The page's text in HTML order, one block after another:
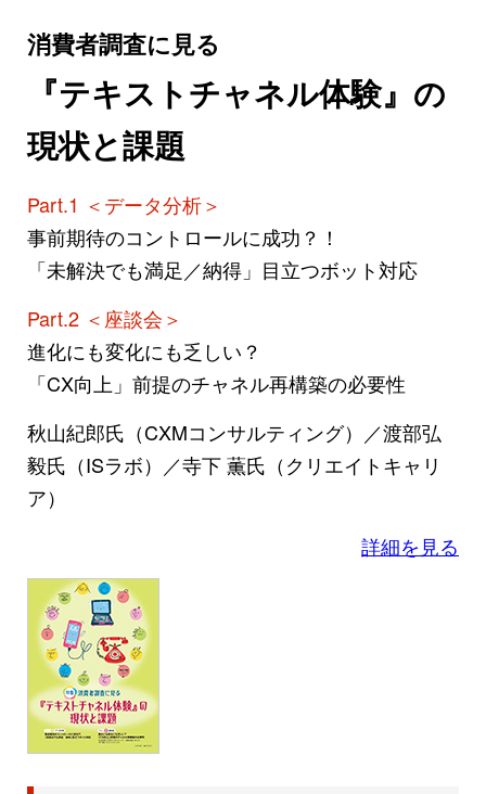
消費者調査に見る
『テキストチャネル体験』の
現状と課題
Part.1 ＜データ分析＞
事前期待のコントロールに成功？！
「未解決でも満足／納得」目立つボット対応
Part.2 ＜座談会＞
進化にも変化にも乏しい？
「CX向上」前提のチャネル再構築の必要性
秋山紀郎氏（CXMコンサルティング）／渡部弘
毅氏（ISラボ）／寺下 薫氏（クリエイトキャリ
ア）
詳細を見る